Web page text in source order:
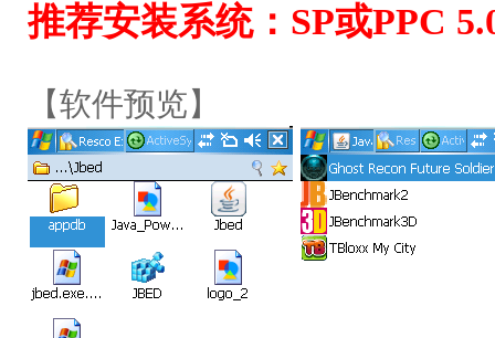
推荐安装系统：SP或PPC
【软件预览】